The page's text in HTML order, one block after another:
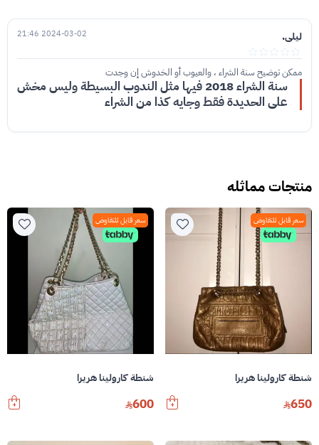
ليلى. 2024-03-02 21:46
ممكن توضيح سنة الشراء ، والعيوب أو الخدوش إن وجدت
سنة الشراء 2018 فيها مثل الندوب البسيطة وليس مخش
على الحديدة فقط وجايه كذا من الشراء
منتجات مماثله
سعر قابل للتفاوض
شنطة كارولينا هريرا
650
سعر قابل للتفاوض
شنطة كارولينا هريرا
600